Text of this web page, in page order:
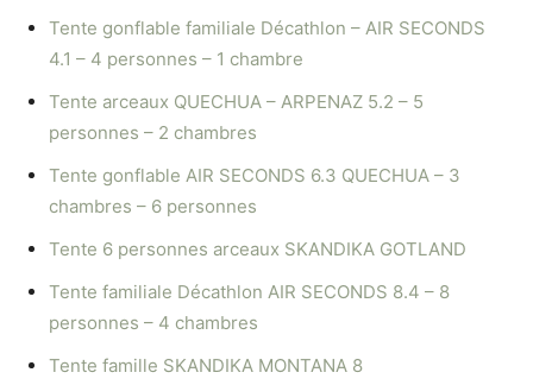
Tente gonflable familiale Décathlon – AIR SECONDS
4.1 – 4 personnes – 1 chambre
Tente arceaux QUECHUA – ARPENAZ 5.2 – 5
personnes – 2 chambres
Tente gonflable AIR SECONDS 6.3 QUECHUA – 3
chambres – 6 personnes
Tente 6 personnes arceaux SKANDIKA GOTLAND
Tente familiale Décathlon AIR SECONDS 8.4 – 8
personnes – 4 chambres
Tente famille SKANDIKA MONTANA 8